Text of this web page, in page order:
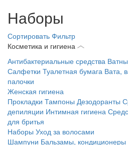
Наборы
Сортировать Фильтр
Косметика и гигиена
Антибактериальные средства
Салфетки Туалетная бумага Вата,
палочки
Женская гигиена
Прокладки Тампоны Дезодоранты
депиляции Интимная гигиена
для бритья
Наборы Уход за волосами
Шампуни Бальзамы, кондиционеры